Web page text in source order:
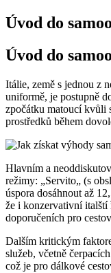
Úvod do
Úvod do
Itálie, země s jednou z
uniformě, je postupně
zpočátku matoucí kvůli
prostředků během
Hlavním a
režimy: „Servito„ (s
úspora dosáhnout až
že i konzervativní italští
doporučeních pro
Dalším kritickým
služeb, včetně
což je pro dálkové